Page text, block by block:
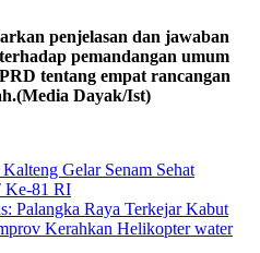
penjelasan dan jawaban
pemandangan umum
tentang empat rancangan
Dayak/Ist)
Gelar Senam Sehat
Ke-81 RI
Palangka Raya Terkejar Kabut
Kerahkan Helikopter water